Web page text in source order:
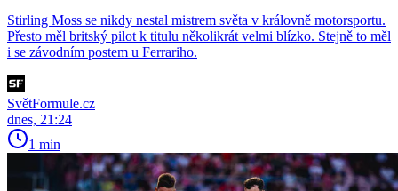
Stirling Moss se nikdy nestal mistrem světa v královně motorsportu.
Přesto měl britský pilot k titulu několikrát velmi blízko. Stejně to měl
i se závodním postem u Ferrariho.
SvětFormule.cz
dnes, 21:24
1 min